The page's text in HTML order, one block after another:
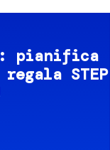
pianifica
STEP